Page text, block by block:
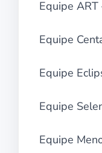
Equipe
Equipe
Equipe
Equipe
Equipe